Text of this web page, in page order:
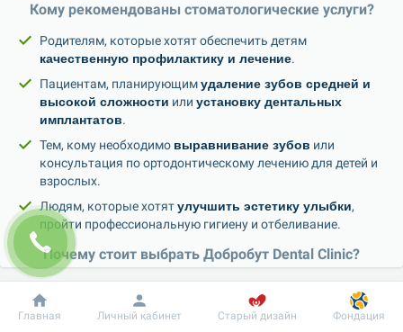
Кому рекомендованы стоматологические услуги?
качественную профилактику и лечение.
Пациентам, планирующим удаление зубов средней и
высокой сложности или установку дентальных
имплантатов.
Тем, кому необходимо выравнивание зубов или
консультация по ортодонтическому лечению для детей и
взрослых.
Людям, которые хотят улучшить эстетику улыбки,
пройти профессиональную гигиену и отбеливание.
Почему стоит выбрать Добробут Dental Clinic?
Профессиональная команда. Врачи с большим
клиническим опытом, работающие по международным
протоколам.
Добробут Информация Пациенту
Главная Личный кабинет Старый дизайн Фондация